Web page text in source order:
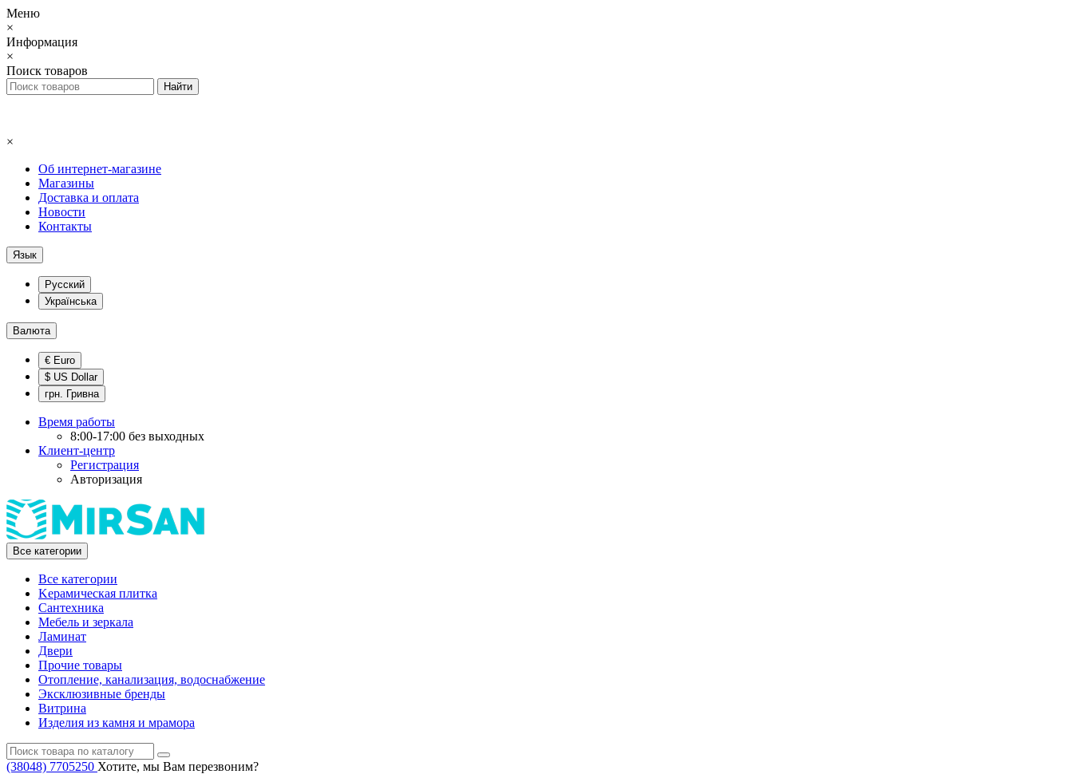
Меню
×
Информация
×
Поиск товаров
×
Об интернет-магазине
Магазины
Доставка и оплата
Новости
Контакты
Язык
Русский
Українська
Валюта
€ Euro
$ US Dollar
грн. Гривна
Время работы
8:00-17:00 без выходных
Клиент-центр
Регистрация
Авторизация
Все категории
Все категории
Kерамическая плитка
Cантехника
Мебель и зеркала
Ламинат
Двери
Прочие товары
Отопление, канализация, водоснабжение
Эксклюзивные бренды
Витрина
Изделия из камня и мрамора
(38048) ‎7705250 Хотите, мы Вам перезвоним?